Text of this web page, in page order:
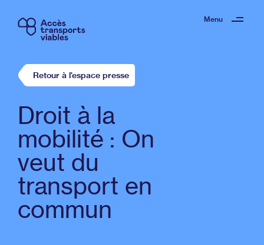
Retour à l’espace presse
Droit à la
mobilité : On
veut du
transport en
commun
Menu